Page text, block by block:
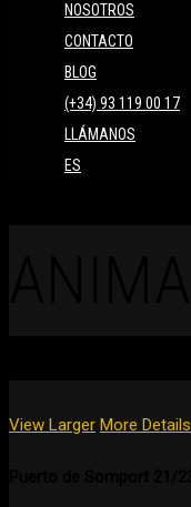
NOSOTROS
CONTACTO
BLOG
(+34) 93 119 00 17
LLÁMANOS
ES
View Larger More Details